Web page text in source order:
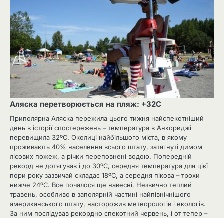
Аляска перетворюється на пляж: +32С
Приполярна Аляска пережила цього тижня найспекотніший
день в історії спостережень – температура в Анкориджі
перевищила 32ºC. Околиці найбільшого міста, в якому
проживають 40% населення всього штату, затягнуті димом
лісових пожеж, а річки переповнені водою. Попередній
рекорд не дотягував і до 30ºC, середня температура для цієї
пори року зазвичай складає 18ºC, а середня пікова – трохи
нижче 24ºC. Все почалося ще навесні. Незвично теплий
травень, особливо в заполярній частині найпівнічнішого
американського штату, насторожив метеорологів і екологів.
За ним послідував рекордно спекотний червень, і от тепер –